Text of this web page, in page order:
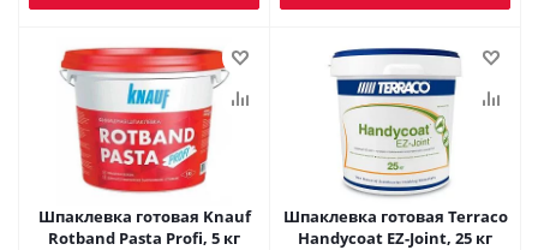
Шпаклевка готовая Knauf
Rotband Pasta Profi, 5 кг
Шпаклевка готовая Terraco
Handycoat EZ-Joint, 25 кг